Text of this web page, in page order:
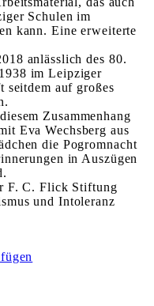
Schulen im
kann. Eine erweiterte
anlässlich des 80.
im Leipziger
auf großes
Zusammenhang
Eva Wechsberg aus
die Pogromnacht
in Auszügen
F. C. Flick Stiftung
und Intoleranz